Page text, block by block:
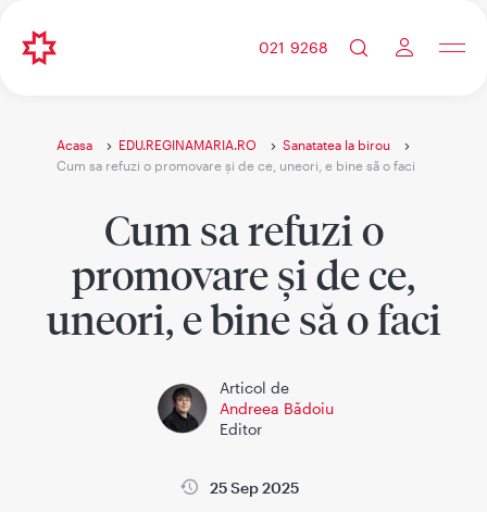
021 9268
Acasa EDU.REGINAMARIA.RO
Sanatatea la birou
Cum sa refuzi o promovare și de ce, uneori, e bine să o faci
Cum sa refuzi o
promovare și de ce,
uneori, e bine să o faci
Articol de
Andreea Bădoiu
Editor
25 Sep 2025